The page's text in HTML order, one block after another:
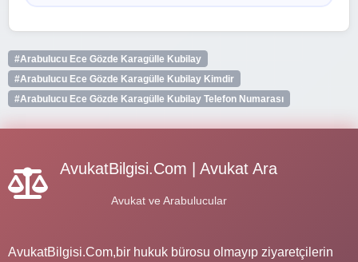
#Arabulucu Ece Gözde Karagülle Kubilay
#Arabulucu Ece Gözde Karagülle Kubilay Kimdir
#Arabulucu Ece Gözde Karagülle Kubilay Telefon Numarası
AvukatBilgisi.Com | Avukat Ara
Avukat ve Arabulucular
AvukatBilgisi.Com,bir hukuk bürosu olmayıp ziyaretçilerin